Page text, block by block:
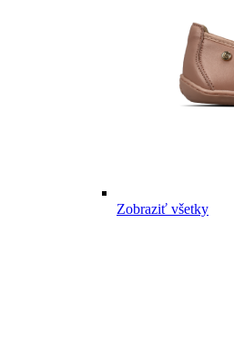
Zobraziť všetky